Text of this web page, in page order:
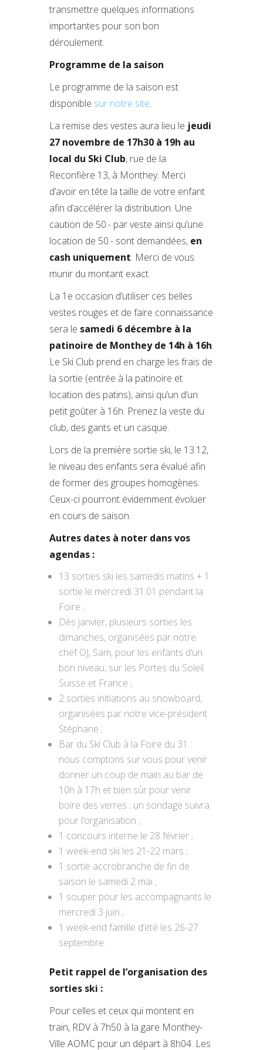
transmettre quelques informations
importantes pour son bon
déroulement.
Programme de la saison
Le programme de la saison est
disponible sur notre site.
La remise des vestes aura lieu le jeudi
27 novembre de 17h30 à 19h au
local du Ski Club, rue de la
Reconfière 13, à Monthey. Merci
d’avoir en tête la taille de votre enfant
afin d’accélérer la distribution. Une
caution de 50.- par veste ainsi qu’une
location de 50.- sont demandées, en
cash uniquement. Merci de vous
munir du montant exact.
La 1e occasion d’utiliser ces belles
vestes rouges et de faire connaissance
sera le samedi 6 décembre à la
patinoire de Monthey de 14h à 16h.
Le Ski Club prend en charge les frais de
la sortie (entrée à la patinoire et
location des patins), ainsi qu’un d’un
petit goûter à 16h. Prenez la veste du
club, des gants et un casque.
Lors de la première sortie ski, le 13.12,
le niveau des enfants sera évalué afin
de former des groupes homogènes.
Ceux-ci pourront évidemment évoluer
en cours de saison.
Autres dates à noter dans vos
agendas :
13 sorties ski les samedis matins + 1
sortie le mercredi 31.01 pendant la
Foire ;
Dès janvier, plusieurs sorties les
dimanches, organisées par notre
chef OJ, Sam, pour les enfants d’un
bon niveau, sur les Portes du Soleil
Suisse et France ;
2 sorties initiations au snowboard,
organisées par notre vice-président
Stéphane ;
Bar du Ski Club à la Foire du 31 :
nous comptons sur vous pour venir
donner un coup de main au bar de
10h à 17h et bien sûr pour venir
boire des verres ; un sondage suivra
pour l’organisation ;
1 concours interne le 28 février ;
1 week-end ski les 21-22 mars ;
1 sortie accrobranche de fin de
saison le samedi 2 mai ;
1 souper pour les accompagnants le
mercredi 3 juin ;
1 week-end famille d’été les 26-27
septembre.
Petit rappel de l’organisation des
sorties ski :
Pour celles et ceux qui montent en
train, RDV à 7h50 à la gare Monthey-
Ville AOMC pour un départ à 8h04. Les